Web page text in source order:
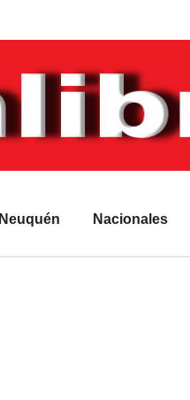
Neuquén Nacionales